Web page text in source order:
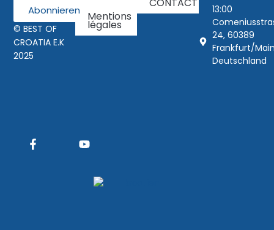
13:00
24, 60389
Frankfurt/
Deutschland
Mentions
légales
Abonnieren
© BEST OF
CROATIA E.K
2025